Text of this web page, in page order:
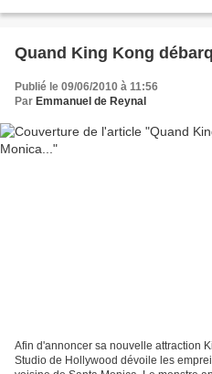
Quand King Kong
Publié le 09/06/2010 à 11:56
Par Emmanuel de Reynal
Afin d'annoncer sa nouvelle attraction
Studio de Hollywood dévoile les